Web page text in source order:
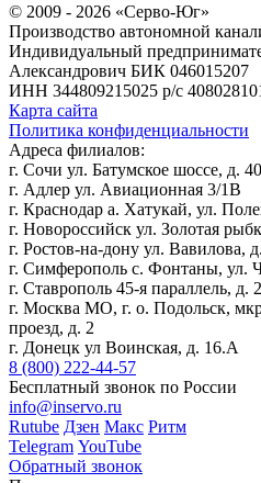
© 2009 - 2026 «Серво-Юг»
Производство автономной
Индивидуальный
Александрович БИК 046015207
ИНН 344809215025 р/с
Карта сайта
Политика конфиденциальности
Адреса филиалов:
г. Сочи ул. Батумское шоссе, д.
г. Адлер ул. Авиационная 3/1В
г. Краснодар а. Хатукай, ул.
г. Новороссийск ул. Золотая
г. Ростов-на-дону ул. Вавилова,
г. Симферополь с. Фонтаны, ул.
г. Ставрополь 45-я параллель, д.
г. Москва МО, г. о. Подольск,
проезд, д. 2
г. Донецк ул Воинская, д. 16.А
8 (800) 222-44-57
Бесплатный звонок по России
info@inservo.ru
Rutube Дзен Макс Ритм
Telegram YouTube
Обратный звонок